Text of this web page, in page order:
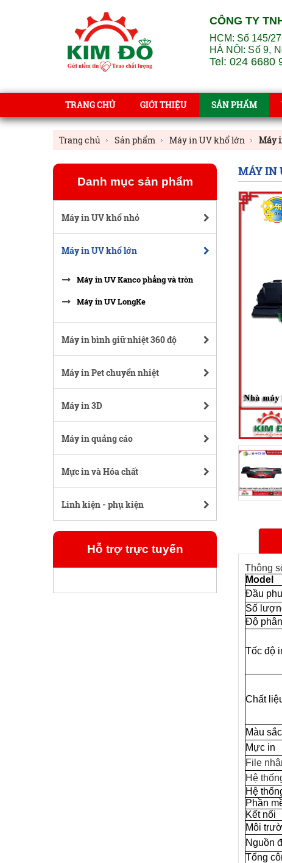
CÔNG TY
HCM: Số 145/
HÀ NỘI: Số 9,
Tel: 024 6680
TRANG CHỦ GIỚI THIỆU SẢN PHẨM
Trang chủ Sản phẩm Máy in UV khổ lớn Máy
Danh mục sản phẩm
Máy in UV khổ nhỏ
Máy in UV khổ lớn
Máy in UV Kanco phẳng và tròn
Máy in UV LongKe
Máy in bình giữ nhiệt 360 độ
Máy in Pet chuyển nhiệt
Máy in 3D
Máy in quảng cáo
Mực in và Hóa chất
Linh kiện - phụ kiện
Hỗ trợ trực tuyến
MÁY IN
Thông
Model
Đầu
Số
Độ
Tốc độ
Chất
Màu sắc
Mực in
File
Hệ
Hệ
Phần
Kết nối
Môi
Nguồn
Tổng